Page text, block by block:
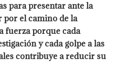
para presentar ante la
por el camino de la
fuerza porque cada
y cada golpe a las
contribuye a reducir su